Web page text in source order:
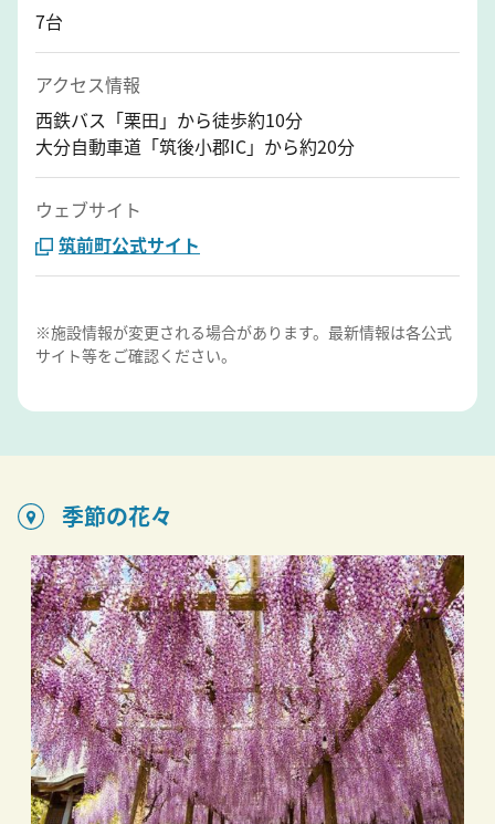
7台
アクセス情報
西鉄バス「栗田」から徒歩約10分
大分自動車道「筑後小郡IC」から約20分
ウェブサイト
筑前町公式サイト
※施設情報が変更される場合があります。最新情報は各公式
サイト等をご確認ください。
季節の花々